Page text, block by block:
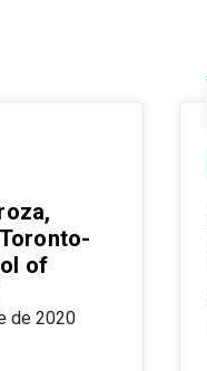
of
de 2020